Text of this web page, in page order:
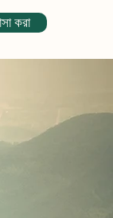
করা